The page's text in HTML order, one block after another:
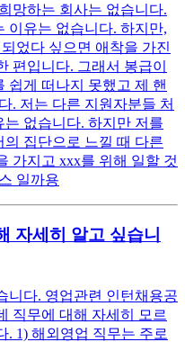
망하는 회사는 없습니다.
이유는 없습니다. 하지만,
었다 싶으면 애착을 가진
편입니다. 그래서 봉급이
쉽게 떠나지 못했고 제 핸
. 저는 다른 지원자분들 처
없습니다. 하지만 저를
집단으로 느낄 때 다른
가지고 xxx를 위해 일할 것
일까용
자세히 알고 싶습니
니다. 영업관련 인턴채용공
직무에 대해 자세히 모르
. 1) 해외영업 직무는 주로